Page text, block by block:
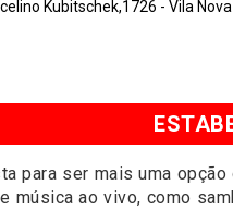
Kubitschek,1726 - Vila
para ser mais uma
música ao vivo, como